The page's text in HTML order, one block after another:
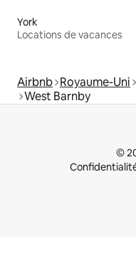
York
Locations de vacances
Airbnb Royaume-Uni
West Barnby
©